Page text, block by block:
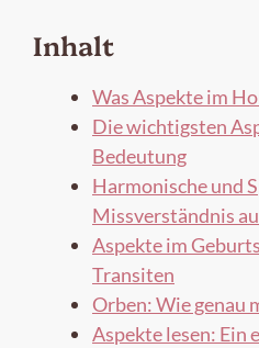
Inhalt
Was Aspekte im
Die wichtigsten
Bedeutung
Harmonische und
Missverständnis
Aspekte im
Transiten
Orben: Wie genau
Aspekte lesen: Ein